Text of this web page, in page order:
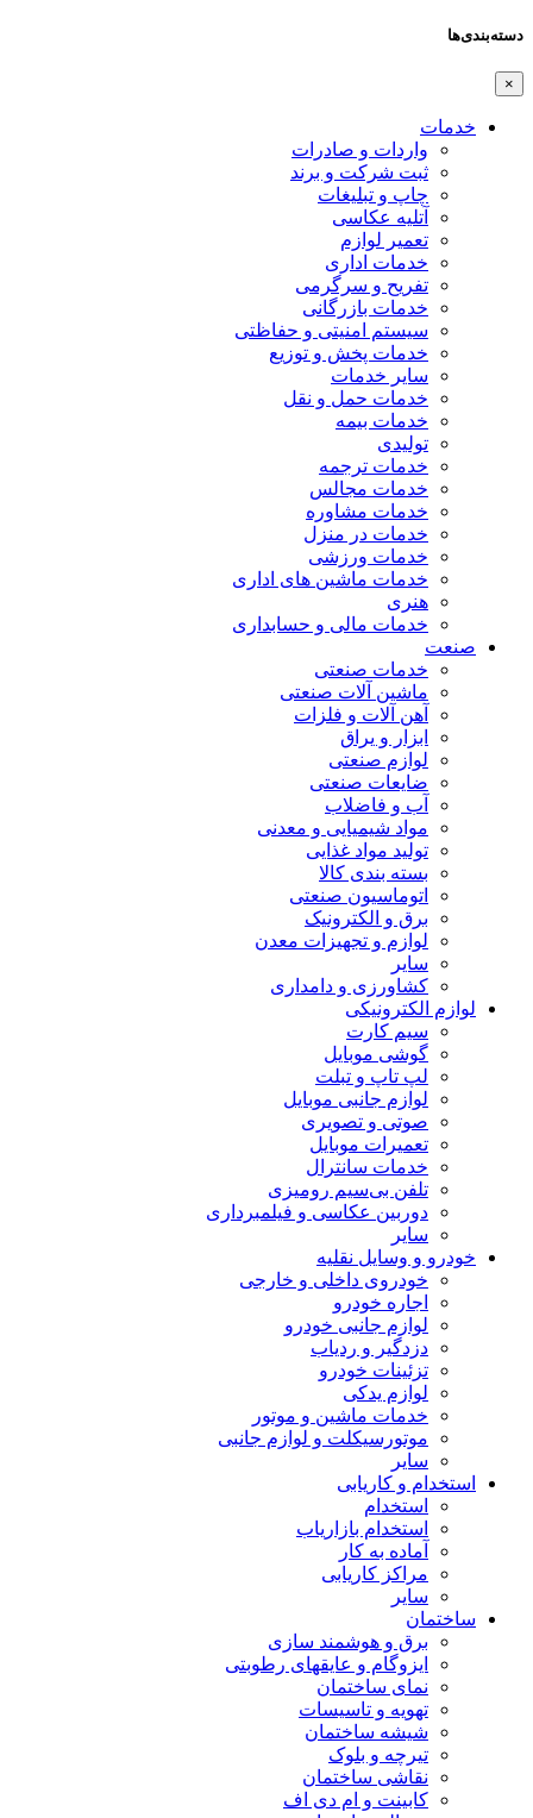
دسته‌بندی‌ها
×
خدمات
واردات و صادرات
ثبت شرکت و برند
چاپ و تبلیغات
آتلیه عکاسی
تعمیر لوازم
خدمات اداری
تفریح و سرگرمی
خدمات بازرگانی
سیستم امنیتی و حفاظتی
خدمات پخش و توزیع
سایر خدمات
خدمات حمل و نقل
خدمات بیمه
تولیدی
خدمات ترجمه
خدمات مجالس
خدمات مشاوره
خدمات در منزل
خدمات ورزشی
خدمات ماشین های اداری
هنری
خدمات مالی و حسابداری
صنعت
خدمات صنعتی
ماشین آلات صنعتی
آهن آلات و فلزات
ابزار و یراق
لوازم صنعتی
ضایعات صنعتی
آب و فاضلاب
مواد شیمیایی و معدنی
تولید مواد غذایی
بسته بندی کالا
اتوماسیون صنعتی
برق و الکترونیک
لوازم و تجهیزات معدن
سایر
کشاورزی و دامداری
لوازم الکترونیکی
سیم کارت
گوشی موبایل
لپ تاپ و تبلت
لوازم جانبی موبایل
صوتی و تصویری
تعمیرات موبایل
خدمات سانترال
تلفن بی‌سیم رومیزی
دوربین عکاسی و فیلمبرداری
سایر
خودرو و وسایل نقلیه
خودروی داخلی و خارجی
اجاره خودرو
لوازم جانبی خودرو
دزدگیر و ردیاب
تزئینات خودرو
لوازم یدکی
خدمات ماشین و موتور
موتورسیکلت و لوازم جانبی
سایر
استخدام و کاریابی
استخدام
استخدام بازاریاب
آماده به کار
مراکز کاریابی
سایر
ساختمان
برق و هوشمند سازی
ایزوگام و عایقهای رطوبتی
نمای ساختمان
تهویه و تاسیسات
شیشه ساختمان
تیرچه و بلوک
نقاشی ساختمان
کابینت و ام دی اف